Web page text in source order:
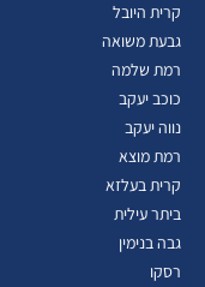
קרית היובל
גבעת משואה
רמת שלמה
כוכב יעקב
נווה יעקב
רמת מוצא
קרית בעלזא
ביתר עילית
גבה בנימין
רסקו